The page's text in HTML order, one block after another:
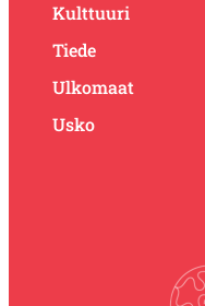
Kulttuuri
Tiede
Ulkomaat
Usko